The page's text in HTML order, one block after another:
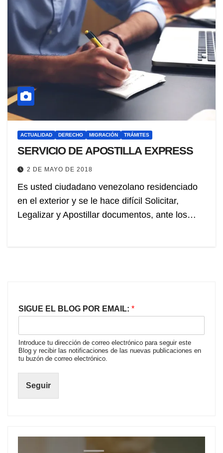
ACTUALIDAD DERECHO MIGRACIÓN TRÁMITES
SERVICIO DE APOSTILLA EXPRESS
2 DE MAYO DE 2018
Es usted ciudadano venezolano residenciado
en el exterior y se le hace difícil Solicitar,
Legalizar y Apostillar documentos, ante los…
SIGUE EL BLOG POR EMAIL: *
Introduce tu dirección de correo electrónico para seguir este
Blog y recibir las notificaciones de las nuevas publicaciones en
tu buzón de correo electrónico.
Seguir